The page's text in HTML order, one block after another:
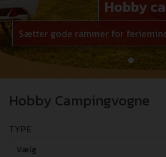
Hobby
Sætter gode rammer for
Hobby Campingvogne
TYPE
Vælg